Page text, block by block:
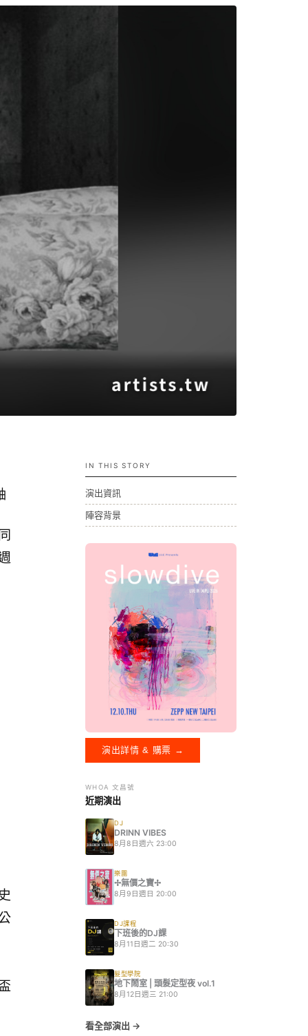
IN THIS STORY
演出資訊
陣容背景
演出詳情 & 購票 →
WHOA 文昌號
近期演出
DJ
DRINN VIBES
8月8日週六 23:00
樂團
✢無價之寶✢
8月9日週日 20:00
DJ課程
下班後的DJ課
8月11日週二 20:30
髮型學院
地下鬧室 | 頭髮定型夜 vol.1
8月12日週三 21:00
看全部演出 →